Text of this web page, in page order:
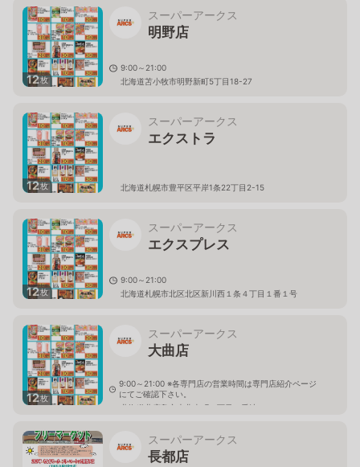
12枚
スーパーアークス
明野店
9:00～21:00
北海道苫小牧市明野新町5丁目18-27
12枚
スーパーアークス
エクストラ
北海道札幌市豊平区平岸1条22丁目2-15
12枚
スーパーアークス
エクスプレス
9:00～21:00
北海道札幌市北区北区新川西１条４丁目１番１号
12枚
スーパーアークス
大曲店
9:00～21:00 ※各専門店の営業時間は専門店紹介ページ
にてご確認下さい。
北海道北広島市大曲幸町６丁目１番地
スーパーアークス
長都店